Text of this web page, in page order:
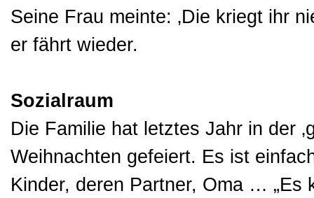
Seine Frau meinte: ‚Die kriegt ihr
er fährt wieder.
Sozialraum
Die Familie hat letztes Jahr in der
Weihnachten gefeiert. Es ist
Kinder, deren Partner, Oma … „Es